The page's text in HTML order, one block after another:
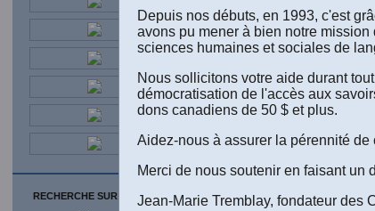
RECHERCHE SUR LE SITE
Depuis nos débuts, en 1993, c'est
avons pu mener à bien notre
sciences humaines et sociales de
Nous sollicitons votre aide durant
démocratisation de l'accès aux
dons canadiens de 50 $ et plus.
Aidez-nous à assurer la pérennité
Merci de nous soutenir en faisant un
Jean-Marie Tremblay, fondateur des